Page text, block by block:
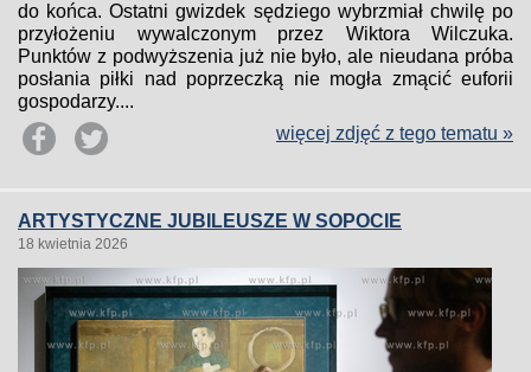
do końca. Ostatni gwizdek sędziego wybrzmiał chwilę po
przyłożeniu wywalczonym przez Wiktora Wilczuka.
Punktów z podwyższenia już nie było, ale nieudana próba
posłania piłki nad poprzeczką nie mogła zmącić euforii
gospodarzy....
więcej zdjęć z tego tematu »
ARTYSTYCZNE JUBILEUSZE W SOPOCIE
18 kwietnia 2026